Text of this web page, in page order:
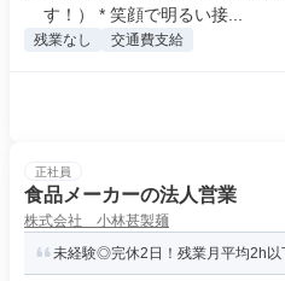
す！） * 笑顔で明るい接...
残業なし 交通費支給
正社員
食品メーカーの法人営業
株式会社 小林甚製麺
未経験◎完休2日！残業月平均2h以